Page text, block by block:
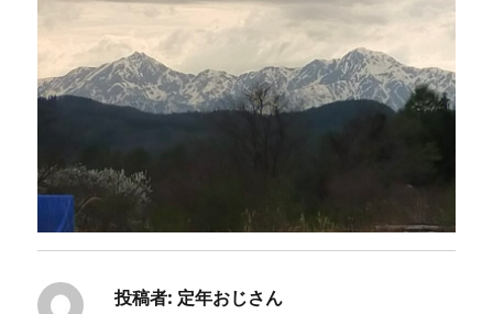
投稿者: 定年おじさん